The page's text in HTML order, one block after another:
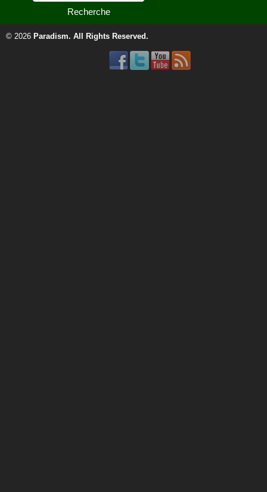
© 2026 Paradism. All Rights Reserved.